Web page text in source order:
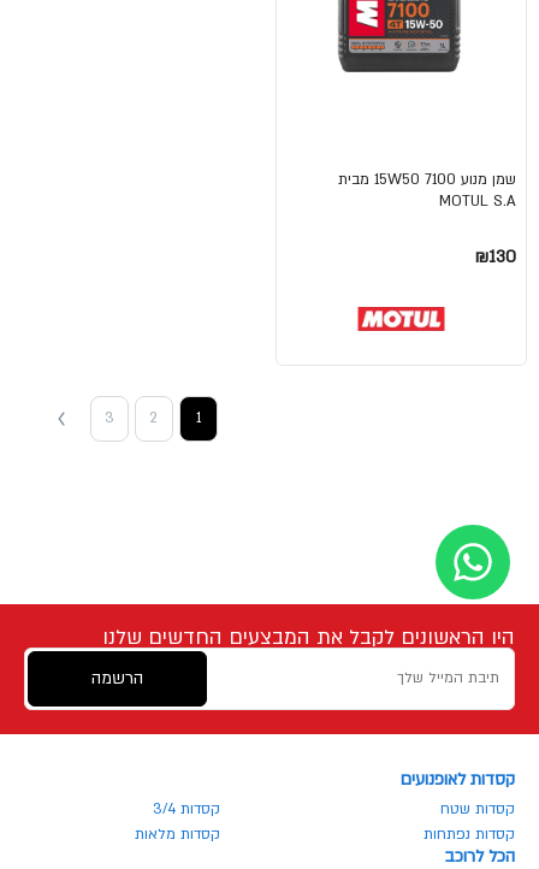
שמן מנוע 15W50 7100 מבית
MOTUL S.A
₪130
1
2
3
היו הראשונים לקבל את המבצעים החדשים שלנו
הרשמה
קסדות לאופנועים
קסדות שטח
קסדות 3/4
קסדות נפתחות
קסדות מלאות
הכל לרוכב